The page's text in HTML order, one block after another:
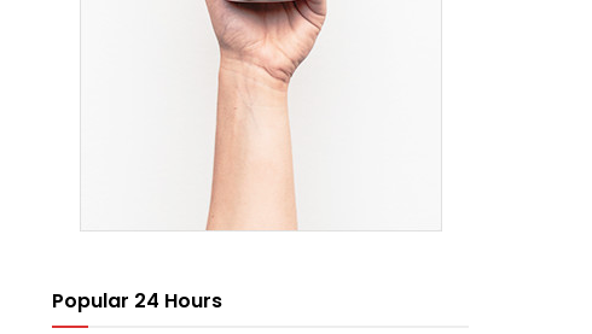
Popular 24 Hours